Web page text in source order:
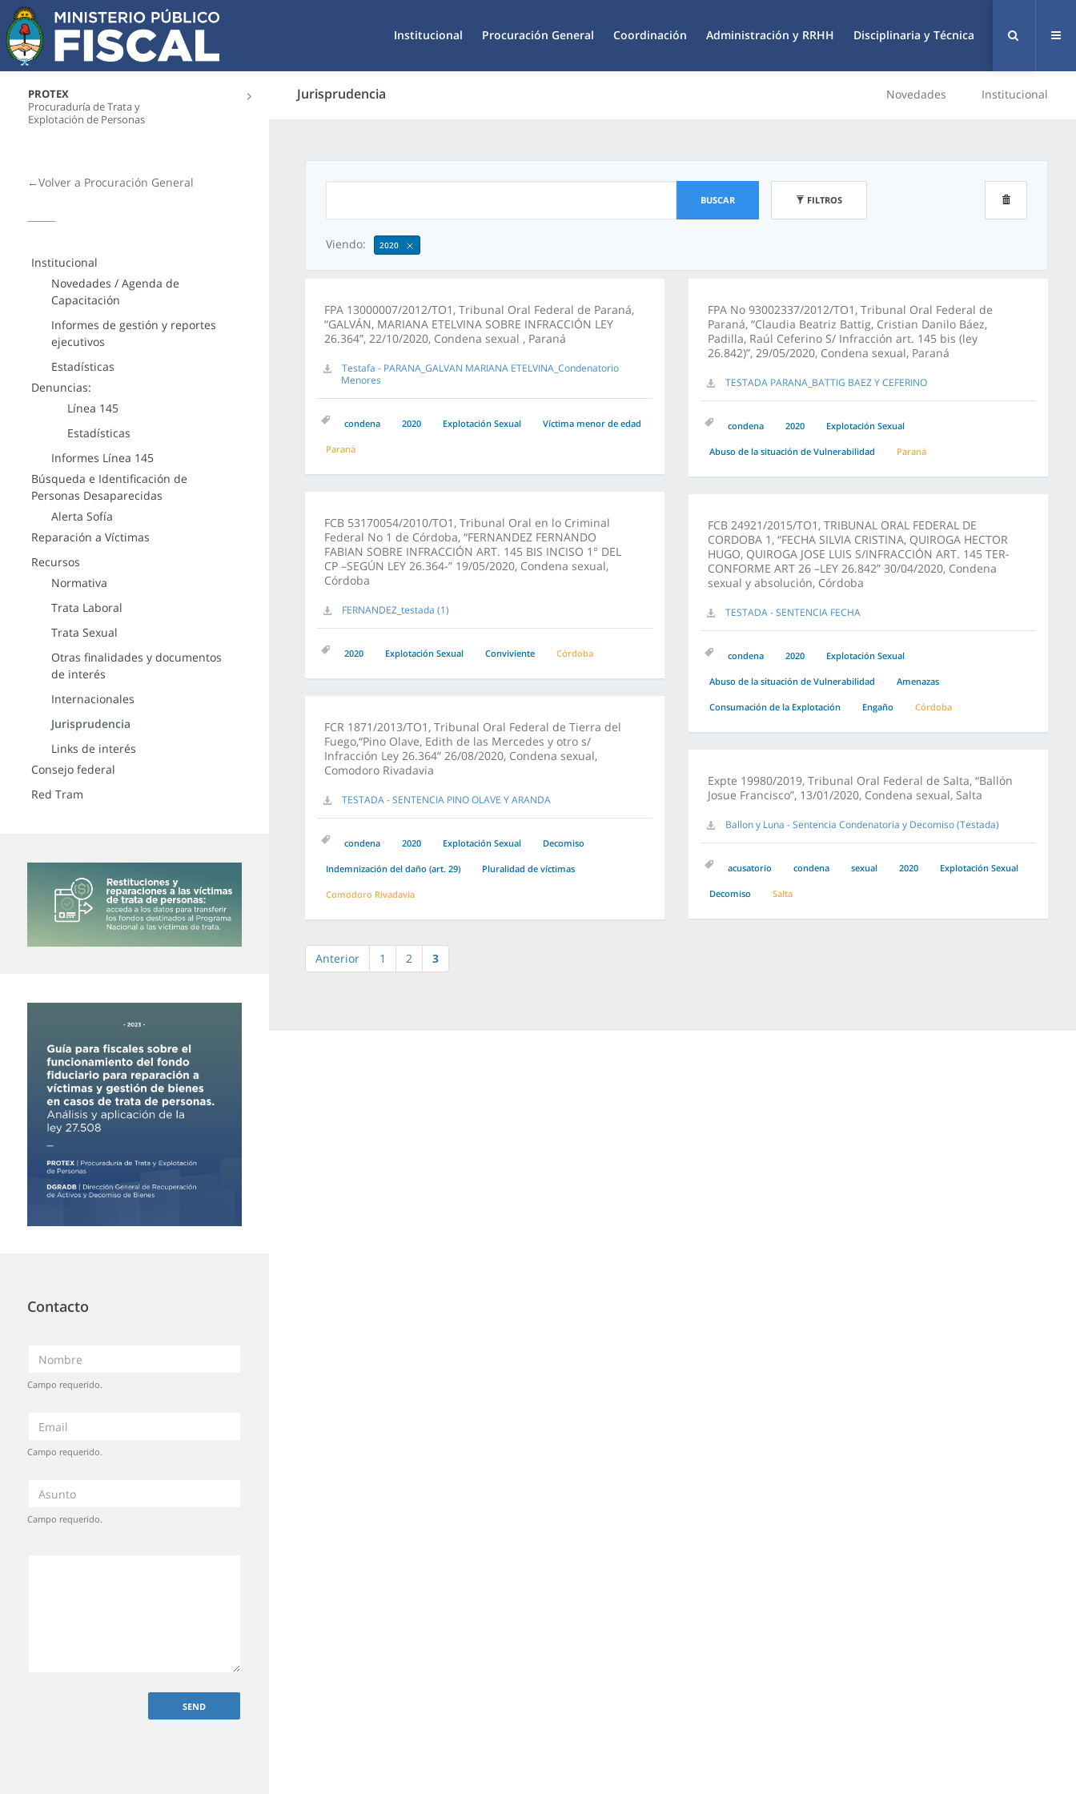
Institucional Procuración General Coordinación Administración y RRHH Disciplinaria y Técnica
PROTEX
Procuraduría de Trata y
Explotación de Personas
Jurisprudencia Novedades Institucional
←Volver a Procuración General
Institucional
Novedades / Agenda de
Capacitación
Informes de gestión y reportes
ejecutivos
Estadísticas
Denuncias:
Línea 145
Estadísticas
Informes Línea 145
Búsqueda e Identificación de
Personas Desaparecidas
Alerta Sofía
Reparación a Víctimas
Recursos
Normativa
Trata Laboral
Trata Sexual
Otras finalidades y documentos
de interés
Internacionales
Jurisprudencia
Links de interés
Consejo federal
Red Tram
Contacto
Campo requerido.
Campo requerido.
Campo requerido.
BUSCAR FILTROS
Viendo: 2020
FPA 13000007/2012/TO1, Tribunal Oral Federal de Paraná,
“GALVÁN, MARIANA ETELVINA SOBRE INFRACCIÓN LEY
26.364”, 22/10/2020, Condena sexual , Paraná
Testafa - PARANA_GALVAN MARIANA ETELVINA_Condenatorio
Menores
condena 2020 Explotación Sexual Víctima menor de edad
Paraná
FPA No 93002337/2012/TO1, Tribunal Oral Federal de
Paraná, “Claudia Beatriz Battig, Cristian Danilo Báez,
Padilla, Raúl Ceferino S/ Infracción art. 145 bis (ley
26.842)”, 29/05/2020, Condena sexual, Paraná
TESTADA PARANA_BATTIG BAEZ Y CEFERINO
condena 2020 Explotación Sexual
Abuso de la situación de Vulnerabilidad Paraná
FCB 53170054/2010/TO1, Tribunal Oral en lo Criminal
Federal No 1 de Córdoba, “FERNANDEZ FERNANDO
FABIAN SOBRE INFRACCIÓN ART. 145 BIS INCISO 1° DEL
CP –SEGÚN LEY 26.364-” 19/05/2020, Condena sexual,
Córdoba
FERNANDEZ_testada (1)
2020 Explotación Sexual Conviviente Córdoba
FCB 24921/2015/TO1, TRIBUNAL ORAL FEDERAL DE
CORDOBA 1, “FECHA SILVIA CRISTINA, QUIROGA HECTOR
HUGO, QUIROGA JOSE LUIS S/INFRACCIÓN ART. 145 TER-
CONFORME ART 26 –LEY 26.842” 30/04/2020, Condena
sexual y absolución, Córdoba
TESTADA - SENTENCIA FECHA
condena 2020 Explotación Sexual
Abuso de la situación de Vulnerabilidad Amenazas
Consumación de la Explotación Engaño Córdoba
FCR 1871/2013/TO1, Tribunal Oral Federal de Tierra del
Fuego,“Pino Olave, Edith de las Mercedes y otro s/
Infracción Ley 26.364” 26/08/2020, Condena sexual,
Comodoro Rivadavia
TESTADA - SENTENCIA PINO OLAVE Y ARANDA
condena 2020 Explotación Sexual Decomiso
Indemnización del daño (art. 29) Pluralidad de víctimas
Comodoro Rivadavia
Expte 19980/2019, Tribunal Oral Federal de Salta, “Ballón
Josue Francisco”, 13/01/2020, Condena sexual, Salta
Ballon y Luna - Sentencia Condenatoria y Decomiso (Testada)
acusatorio condena sexual 2020 Explotación Sexual
Decomiso Salta
Anterior 1 2 3